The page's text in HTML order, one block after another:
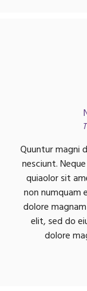
Quuntur magni
nesciunt.
quiaolor sit
non numquam
dolore
elit, sed do
dolore